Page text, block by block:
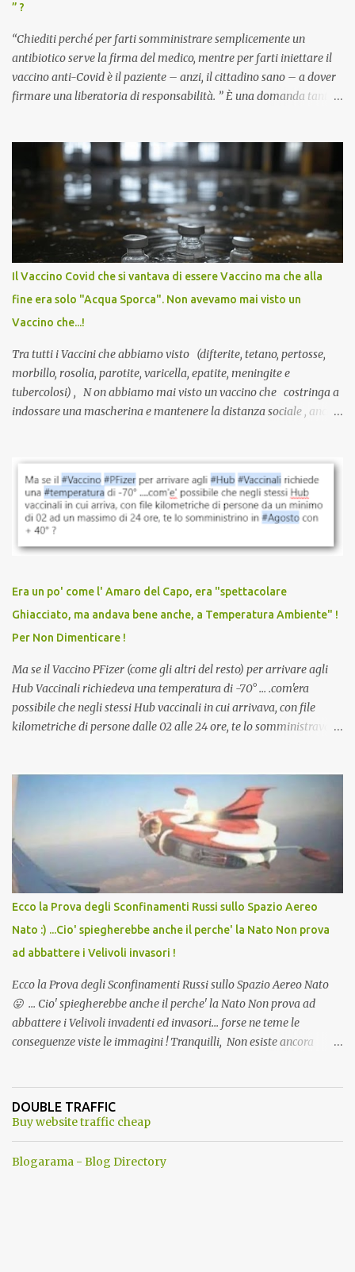
” ?
“Chiediti perché per farti somministrare semplicemente un
antibiotico serve la firma del medico, mentre per farti iniettare il
vaccino anti-Covid è il paziente – anzi, il cittadino sano – a dover
firmare una liberatoria di responsabilità. ” È una domanda tanto
pandemia. Un interrogativo che dovrebbe scuotere chiunque abbia
ancora il coraggio di pensare con la propria testa. Per il vaccino
anti-Covid, un pro-farmaco, con autorizzazione condizionata,
sviluppato in tempi record, con tecnologie mai utilizzate prima su
larga scala, ancora oggetto di studio e di discussione
internazionale serve solo una firma. La tua. Lo si somministra
anche a persone sane, giovani, senza fattori di rischio, spesso già
serve una prescrizione. Non c’è diagnosi. Non c’è presa in carico.
L’unico atto richiesto è una fi...
Il Vaccino Covid che si vantava di essere Vaccino ma che alla
fine era solo "Acqua Sporca". Non avevamo mai visto un
Vaccino che...!
Tra tutti i Vaccini che abbiamo visto (difterite, tetano, pertosse,
morbillo, rosolia, parotite, varicella, epatite, meningite e
tubercolosi) , N on abbiamo mai visto un vaccino che costringa a
indossare una mascherina e mantenere la distanza sociale , anche
vaccinazione. Non avevamo mai sentito parlare di ricompense,
sconti, incentivi per vaccinarsi. Non avevamo mai visto
discriminazioni per coloro che non l’hanno fatto. Se non sei stato
vaccinato, nessuno aveva prima cercato di farti sentire una
persona cattiva. Non avevamo mai visto un vaccino che minacci le
vaccino usato per minacciare i mezzi di sussistenza, il lavoro o la
scuola. Non avevamo mai visto un vaccino che permettesse a un
dodicenne di ignorare il consenso dei genitori. Dopo tutti i vaccini
che abbiamo elencato sopra...
Era un po' come l' Amaro del Capo, era "spettacolare
Ghiacciato, ma andava bene anche, a Temperatura Ambiente" !
Per Non Dimenticare !
Ma se il Vaccino PFizer (come gli altri del resto) per arrivare agli
Hub Vaccinali richiedeva una temperatura di -70° ... .com'era
possibile che negli stessi Hub vaccinali in cui arrivava, con file
kilometriche di persone dalle 02 alle 24 ore, te lo somministravano
Vaccino come: l' Amaro del Capo, era "spettacolare Ghiacciato, ma
andava bene anche, a Temperatura Ambiente"! Riproponiamo
l'articolo per NON Dimenticare!
Ecco la Prova degli Sconfinamenti Russi sullo Spazio Aereo
Nato :) ...Cio' spiegherebbe anche il perche' la Nato Non prova
ad abbattere i Velivoli invasori !
Ecco la Prova degli Sconfinamenti Russi sullo Spazio Aereo Nato
😛 ... Cio' spiegherebbe anche il perche' la Nato Non prova ad
abbattere i Velivoli invadenti ed invasori... forse ne teme le
conseguenze viste le immagini ! Tranquilli, Non esiste ancora
ancora una fantasia Nato o forse una "False Flag", per provocare
una guerra mondiale che difficilmente da menti sane, potrebbe
DOUBLE TRAFFIC
Buy website traffic cheap
Blogarama - Blog Directory